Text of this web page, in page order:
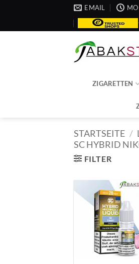
springen
EMAIL
ZIGARETTEN
STARTSEITE /
SC HYBRID
FILTER